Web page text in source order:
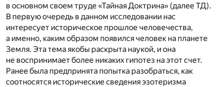
в основном своем труде «Тайная Доктрина» (далее ТД).
В первую очередь в данном исследовании нас
интересует историческое прошлое человечества,
а именно, каким образом появился человек на планете
Земля. Эта тема якобы раскрыта наукой, и она
не воспринимает более никаких гипотез на этот счет.
Ранее была предпринята попытка разобраться, как
соотносятся исторические сведения эзотеризма